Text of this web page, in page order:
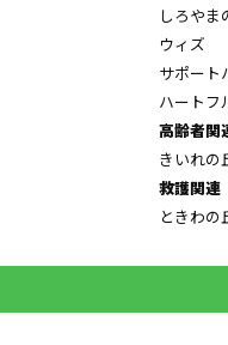
しろやま
ウィズ
サポート
ハートフ
高齢者関
きいれの
救護関連
ときわの